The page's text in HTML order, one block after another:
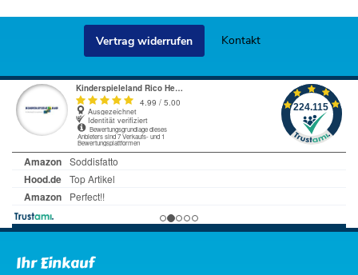
Vertrag widerrufen Kontakt
Ihr Einkauf